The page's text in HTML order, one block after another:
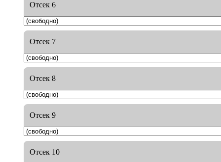
Отсек 6
Отсек 7
Отсек 8
Отсек 9
Отсек 10